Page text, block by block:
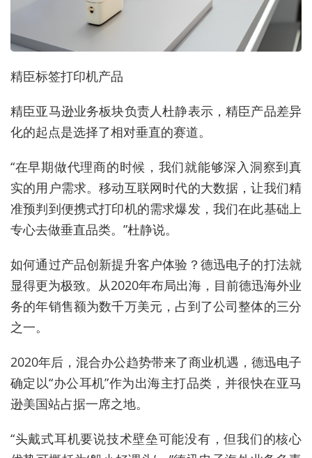
精臣标签打印机产品
精臣亚马逊业务板块负责人杜静表示，精臣产品差异
化的起点是选择了相对垂直的赛道。
“在早期做代理商的时候，我们就能够深入洞察到真
实的用户需求。移动互联网时代的大数据，让我们精
准预判到便携式打印机的需求爆发，我们在此基础上
专心去做垂直品类。”杜静说。
如何通过产品创新提升客户体验？德迅电子的打法就
显得更为极致。从2020年布局出海，目前德迅海外业
务的年销售额为数千万美元，占到了公司整体的三分
之一。
2020年后，混合办公趋势带来了商业机遇，德迅电子
确定以“办公耳机”作为出海主打品类，并很快在亚马
逊美国站占据一席之地。
“头戴式耳机要说技术壁垒可能没有，但我们的核心